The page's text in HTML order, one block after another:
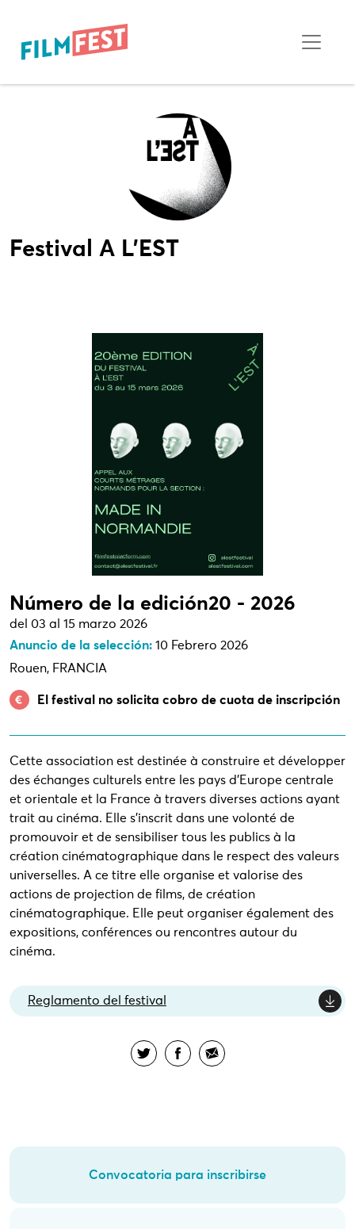
Festival A L'EST
Número de la edición20 - 2026
del 03 al 15 marzo 2026
Anuncio de la selección: 10 Febrero 2026
Rouen, FRANCIA
El festival no solicita cobro de cuota de inscripción
Cette association est destinée à construire et développer
des échanges culturels entre les pays d'Europe centrale
et orientale et la France à travers diverses actions ayant
trait au cinéma. Elle s'inscrit dans une volonté de
promouvoir et de sensibiliser tous les publics à la
création cinématographique dans le respect des valeurs
universelles. A ce titre elle organise et valorise des
actions de projection de films, de création
cinématographique. Elle peut organiser également des
expositions, conférences ou rencontres autour du
cinéma.
Reglamento del festival
Convocatoria para inscribirse